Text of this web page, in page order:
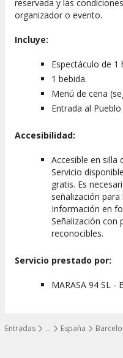
…
Mostrar todos los
Entradas España
reservada y las
organizador o evento.
Incluye:
Espectáculo de 1
1 bebida.
Menú de cena
Entrada al Pueblo
Accesibilidad:
Accesible en silla
Servicio
gratis. Es
señalización
Información en
Señalización con
reconocibles.
Servicio prestado por:
MARASA 94 SL -